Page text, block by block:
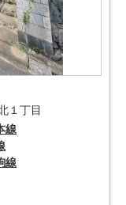
１丁目
線
線